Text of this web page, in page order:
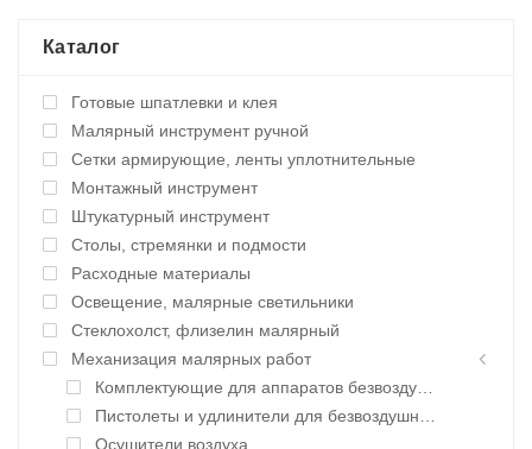
Каталог
Готовые шпатлевки и клея
Малярный инструмент ручной
Сетки армирующие, ленты уплотнительные
Монтажный инструмент
Штукатурный инструмент
Столы, стремянки и подмости
Расходные материалы
Освещение, малярные светильники
Стеклохолст, флизелин малярный
Механизация малярных работ
Комплектующие для аппаратов безвоздушного нанесения
Пистолеты и удлинители для безвоздушного нанесения
Осушители воздуха